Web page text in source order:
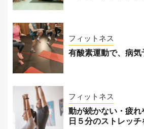
フィットネス
有酸素運動で、病気
フィットネス
動が続かない・疲
日５分のストレッ